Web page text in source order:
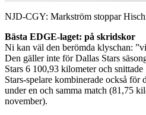
NJD-CGY: Markström stoppar
Bästa EDGE-laget: på skridskor
Ni kan väl den berömda klyschan:
Den gäller inte för Dallas Stars
Stars 6 100,93 kilometer och
Stars-spelare kombinerade också för
under en och samma match (81,75
november).